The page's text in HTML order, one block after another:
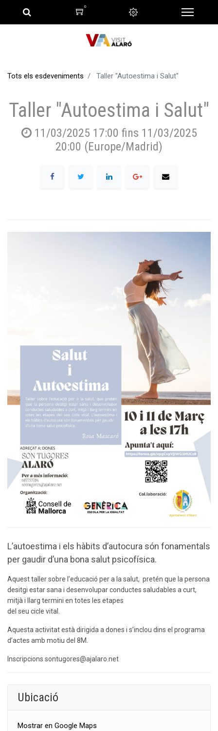
0
Tots els esdeveniments Taller "Autoestima i Salut"
Taller "Autoestima i Salut"
11/03/2025 17:00 fins 11/03/2025
20:00 (Europe/Madrid)
L’autoestima i els hàbits d’autocura són fonamentals
per gaudir d’una bona salut psicofísica.
Aquest taller sobre l’educació per a la salut, pretén que la persona
desitgi estar sana i desenvolupar conductes saludables a curt,
mitjà i llarg termini en totes les etapes
del seu cicle vital.
Aquesta activitat està dirigida a dones i s’inclou dins el programa
d’actes amb motiu del 8M.
Inscripcions sontugores@ajalaro.net
Ubicació
Mostrar en Google Maps